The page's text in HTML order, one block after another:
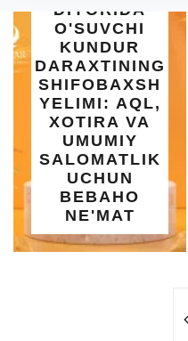
DIYORIDA
O'SUVCHI
KUNDUR
DARAXTINING
SHIFOBAXSH
YELIMI: AQL,
XOTIRA VA
UMUMIY
SALOMATLIK
UCHUN
BEBAHO
NE'MAT